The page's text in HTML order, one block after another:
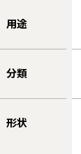
用途
分類
形状